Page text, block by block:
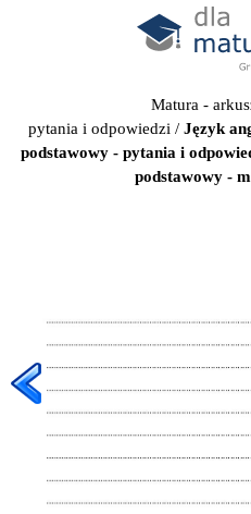
Matura -
pytania i odpowiedzi / Język
podstawowy - pytania i
podstawowy -